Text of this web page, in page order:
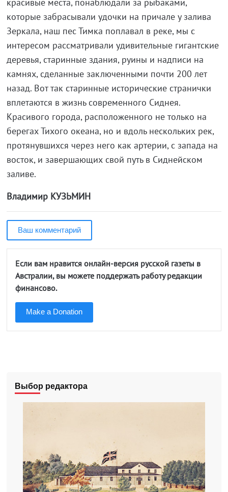
красивые места, понаблюдали за рыбаками,
которые забрасывали удочки на причале у залива
Зеркала, наш пес Тимка поплавал в реке, мы с
интересом рассматривали удивительные гигантские
деревья, старинные здания, руины и надписи на
камнях, сделанные заключенными почти 200 лет
назад. Вот так старинные исторические странички
вплетаются в жизнь современного Сиднея.
Красивого города, расположенного не только на
берегах Тихого океана, но и вдоль нескольких рек,
протянувшихся через него как артерии, с запада на
восток, и завершающих свой путь в Сиднейском
заливе.
Владимир КУЗЬМИН
Ваш комментарий
Если вам нравится онлайн-версия русской газеты в
Австралии, вы можете поддержать работу редакции
финансово.
Make a Donation
Выбор редактора